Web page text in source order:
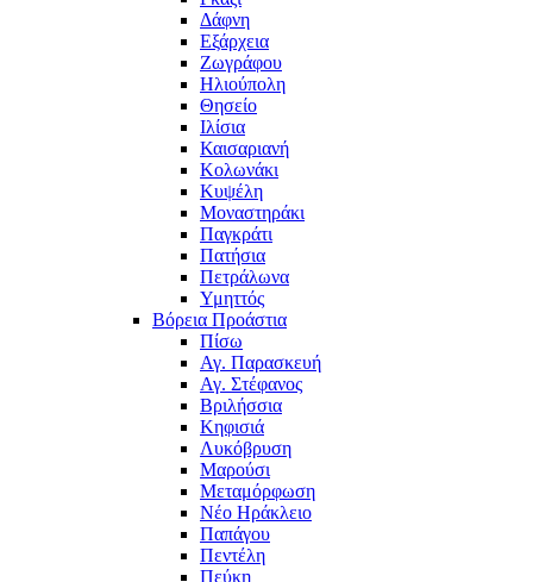
Δάφνη
Εξάρχεια
Ζωγράφου
Ηλιούπολη
Θησείο
Ιλίσια
Καισαριανή
Κολωνάκι
Κυψέλη
Μοναστηράκι
Παγκράτι
Πατήσια
Πετράλωνα
Υμηττός
Βόρεια Προάστια
Πίσω
Αγ. Παρασκευή
Αγ. Στέφανος
Βριλήσσια
Κηφισιά
Λυκόβρυση
Μαρούσι
Μεταμόρφωση
Νέο Ηράκλειο
Παπάγου
Πεντέλη
Πεύκη